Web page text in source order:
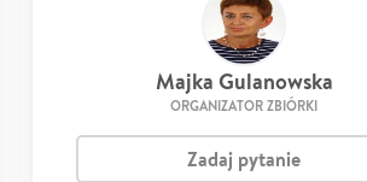
Majka Gulanowska
ORGANIZATOR ZBIÓRKI
Zadaj pytanie